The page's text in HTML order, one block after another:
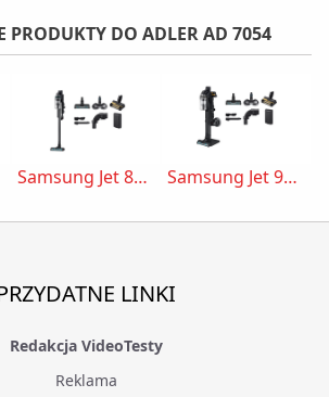
PRODUKTY DO ADLER AD 7054
Samsung Jet 85S premium 250W VS70H25WPT/GE Samsung Jet 95S premium 280W VS70H28GPC/GE
LINKI
Redakcja VideoTesty
Reklama